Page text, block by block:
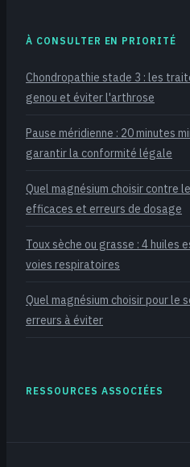
À CONSULTER EN PRIORITÉ
Chondropathie stade 3 : les
genou et éviter l'arthrose
Pause méridienne : 20 minutes
garantir la conformité légale
Quel magnésium choisir contre
efficaces et erreurs de dosage
Toux sèche ou grasse : 4 huiles
voies respiratoires
Quel magnésium choisir pour le
erreurs à éviter
RESSOURCES ASSOCIÉES